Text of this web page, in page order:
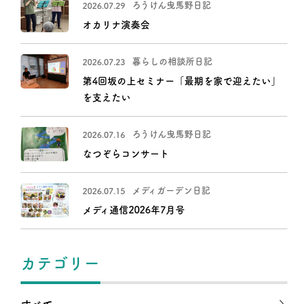
2026.07.29 ろうけん曳馬野日記
オカリナ演奏会
2026.07.23 暮らしの相談所日記
第4回坂の上セミナー「最期を家で迎えたい」
を支えたい
2026.07.16 ろうけん曳馬野日記
なつぞらコンサート
2026.07.15 メディガーデン日記
メディ通信2026年7月号
カテゴリー